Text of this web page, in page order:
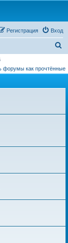
Вход
Регистрация
и
форумы как прочтённые